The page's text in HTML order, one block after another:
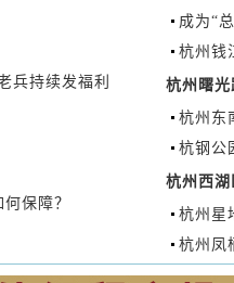
兵持续发福利
保障？
成为“
杭州钱
杭州曙
杭州东
杭钢公
杭州西
杭州星
杭州凤